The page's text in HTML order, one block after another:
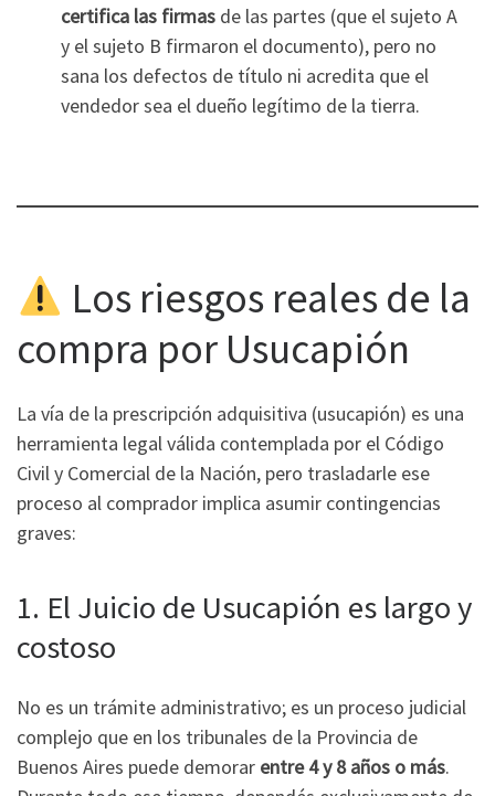
certifica las firmas de las partes (que el sujeto A
y el sujeto B firmaron el documento), pero no
sana los defectos de título ni acredita que el
vendedor sea el dueño legítimo de la tierra.
Los riesgos reales de la
compra por Usucapión
La vía de la prescripción adquisitiva (usucapión) es una
herramienta legal válida contemplada por el Código
Civil y Comercial de la Nación, pero trasladarle ese
proceso al comprador implica asumir contingencias
graves:
1. El Juicio de Usucapión es largo y
costoso
No es un trámite administrativo; es un proceso judicial
complejo que en los tribunales de la Provincia de
Buenos Aires puede demorar entre 4 y 8 años o más.